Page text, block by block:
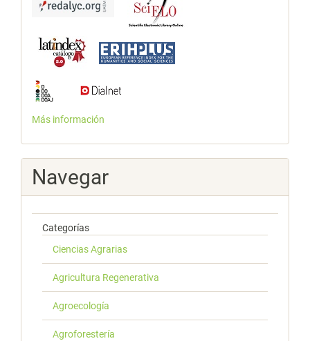
Más información
Navegar
Categorías
Ciencias Agrarias
Agricultura Regenerativa
Agroecología
Agroforestería